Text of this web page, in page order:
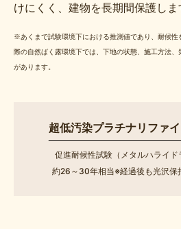
けにくく、建物を長期間保護しま
※あくまで試験環境下における推測値であり、耐候性
際の自然ばく露環境下では、下地の状態、施工方法
があります。
超低汚染プラチナリファ
促進耐候性試験（メタルハライ
約26～30年相当※経過後も光沢保